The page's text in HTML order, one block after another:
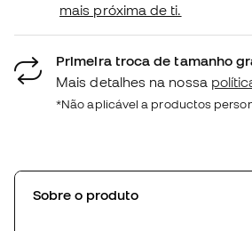
mais próxima de ti.
Primeira troca de tamanho
Mais detalhes na nossa
*Não aplicável a productos
Sobre o produto